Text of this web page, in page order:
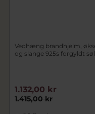
Vedhæng brandhjelm,
og slange 925s forgyldt
1.415,00 kr
1.132,00 kr